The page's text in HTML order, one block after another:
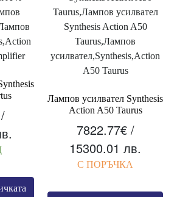
/
Лампов усилвател Synthesis
Action A50 Taurus
7822.77€/
15300.01 лв.
С ПОРЪЧКА